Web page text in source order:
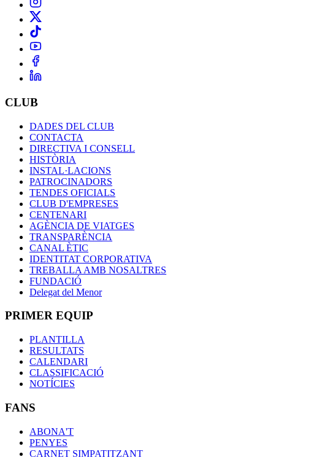
CLUB
DADES DEL CLUB
CONTACTA
DIRECTIVA I CONSELL
HISTÒRIA
INSTAL·LACIONS
PATROCINADORS
TENDES OFICIALS
CLUB D'EMPRESES
CENTENARI
AGÈNCIA DE VIATGES
TRANSPARÈNCIA
CANAL ÈTIC
IDENTITAT CORPORATIVA
TREBALLA AMB NOSALTRES
FUNDACIÓ
Delegat del Menor
PRIMER EQUIP
PLANTILLA
RESULTATS
CALENDARI
CLASSIFICACIÓ
NOTÍCIES
FANS
ABONA'T
PENYES
CARNET SIMPATITZANT